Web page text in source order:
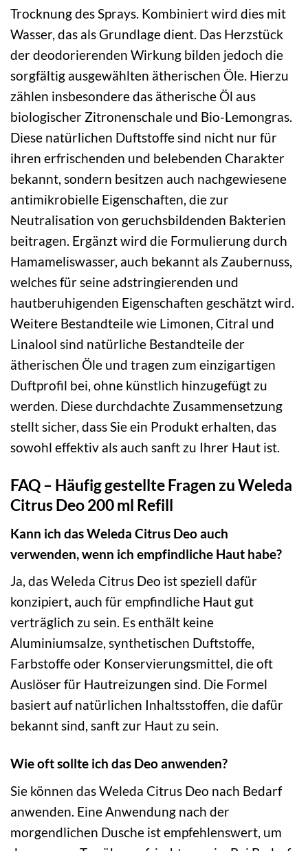
Trocknung des Sprays. Kombiniert wird dies mit
Wasser, das als Grundlage dient. Das Herzstück
der deodorierenden Wirkung bilden jedoch die
sorgfältig ausgewählten ätherischen Öle. Hierzu
zählen insbesondere das ätherische Öl aus
biologischer Zitronenschale und Bio-Lemongras.
Diese natürlichen Duftstoffe sind nicht nur für
ihren erfrischenden und belebenden Charakter
bekannt, sondern besitzen auch nachgewiesene
antimikrobielle Eigenschaften, die zur
Neutralisation von geruchsbildenden Bakterien
beitragen. Ergänzt wird die Formulierung durch
Hamameliswasser, auch bekannt als Zaubernuss,
welches für seine adstringierenden und
hautberuhigenden Eigenschaften geschätzt wird.
Weitere Bestandteile wie Limonen, Citral und
Linalool sind natürliche Bestandteile der
ätherischen Öle und tragen zum einzigartigen
Duftprofil bei, ohne künstlich hinzugefügt zu
werden. Diese durchdachte Zusammensetzung
stellt sicher, dass Sie ein Produkt erhalten, das
sowohl effektiv als auch sanft zu Ihrer Haut ist.
FAQ – Häufig gestellte Fragen zu Weleda
Citrus Deo 200 ml Refill
Kann ich das Weleda Citrus Deo auch
verwenden, wenn ich empfindliche Haut habe?
Ja, das Weleda Citrus Deo ist speziell dafür
konzipiert, auch für empfindliche Haut gut
verträglich zu sein. Es enthält keine
Aluminiumsalze, synthetischen Duftstoffe,
Farbstoffe oder Konservierungsmittel, die oft
Auslöser für Hautreizungen sind. Die Formel
basiert auf natürlichen Inhaltsstoffen, die dafür
bekannt sind, sanft zur Haut zu sein.
Wie oft sollte ich das Deo anwenden?
Sie können das Weleda Citrus Deo nach Bedarf
anwenden. Eine Anwendung nach der
morgendlichen Dusche ist empfehlenswert, um